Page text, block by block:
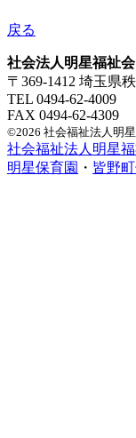
戻る
社会法人明星福祉
〒369-1412 埼玉県
TEL 0494-62-4009
FAX 0494-62-4309
©2026 社会福祉法人明
社会福祉法人明星
明星保育園 ・ 皆野